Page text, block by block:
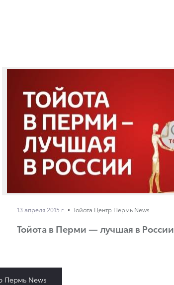
13 апреля 2015 г. Тойота Центр Пермь News
Тойота в Перми — лучшая в России
Пермь News